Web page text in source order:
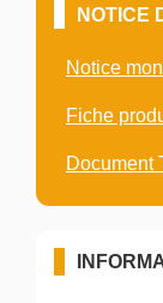
NOTICE
Notice
Fiche
Document